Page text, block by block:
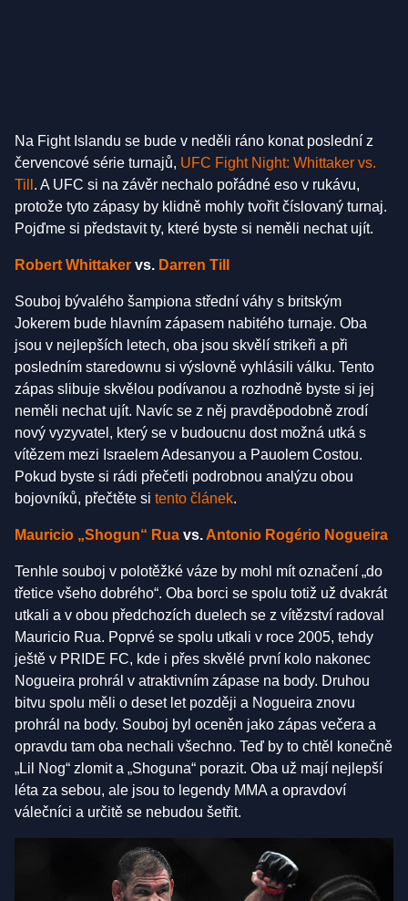
Na Fight Islandu se bude v neděli ráno konat poslední z
červencové série turnajů, UFC Fight Night: Whittaker vs.
Till . A UFC si na závěr nechalo pořádné eso v rukávu,
protože tyto zápasy by klidně mohly tvořit číslovaný turnaj.
Pojďme si představit ty, které byste si neměli nechat ujít.
Robert Whittaker vs. Darren Till
Souboj bývalého šampiona střední váhy s britským
Jokerem bude hlavním zápasem nabitého turnaje. Oba
jsou v nejlepších letech, oba jsou skvělí strikeři a při
posledním staredownu si výslovně vyhlásili válku. Tento
zápas slibuje skvělou podívanou a rozhodně byste si jej
neměli nechat ujít. Navíc se z něj pravděpodobně zrodí
nový vyzyvatel, který se v budoucnu dost možná utká s
vítězem mezi Israelem Adesanyou a Pauolem Costou.
Pokud byste si rádi přečetli podrobnou analýzu obou
bojovníků, přečtěte si tento článek.
Mauricio „Shogun“ Rua vs. Antonio Rogério Nogueira
Tenhle souboj v polotěžké váze by mohl mít označení „do
třetice všeho dobrého“. Oba borci se spolu totiž už dvakrát
utkali a v obou předchozích duelech se z vítězství radoval
Mauricio Rua. Poprvé se spolu utkali v roce 2005, tehdy
ještě v PRIDE FC, kde i přes skvělé první kolo nakonec
Nogueira prohrál v atraktivním zápase na body. Druhou
bitvu spolu měli o deset let později a Nogueira znovu
prohrál na body. Souboj byl oceněn jako zápas večera a
opravdu tam oba nechali všechno. Teď by to chtěl konečně
„Lil Nog“ zlomit a „Shoguna“ porazit. Oba už mají nejlepší
léta za sebou, ale jsou to legendy MMA a opravdoví
válečníci a určitě se nebudou šetřit.